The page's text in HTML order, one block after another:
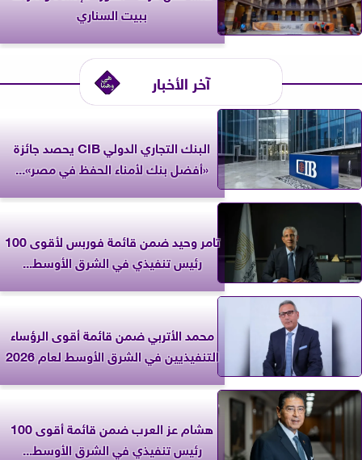
ببيت السناري
آخر الأخبار
البنك التجاري الدولي CIB يحصد جائزة
«أفضل بنك لأمناء الحفظ في مصر»...
تامر وحيد ضمن قائمة فوربس لأقوى 100
رئيس تنفيذي في الشرق الأوسط...
محمد الأتربي ضمن قائمة أقوى الرؤساء
التنفيذيين في الشرق الأوسط لعام 2026
هشام عز العرب ضمن قائمة أقوى 100
رئيس تنفيذي في الشرق الأوسط...